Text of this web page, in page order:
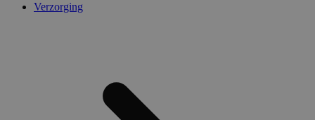
Verzorging